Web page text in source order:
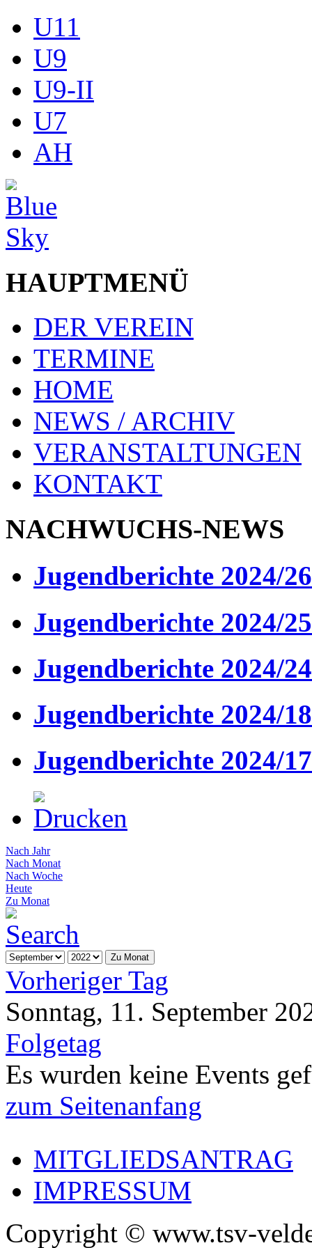
U11
U9
U9-II
U7
AH
HAUPTMENÜ
DER VEREIN
TERMINE
HOME
NEWS / ARCHIV
VERANSTALTUNGEN
KONTAKT
NACHWUCHS-NEWS
Jugendberichte 2024/26
Jugendberichte 2024/25
Jugendberichte 2024/24
Jugendberichte 2024/18
Jugendberichte 2024/17
Nach Jahr
Nach Monat
Nach Woche
Heute
Zu Monat
Zu Monat
Vorheriger Tag
Sonntag, 11. September
Folgetag
Es wurden keine Events
zum Seitenanfang
MITGLIEDSANTRAG
IMPRESSUM
Copyright © www.tsv-